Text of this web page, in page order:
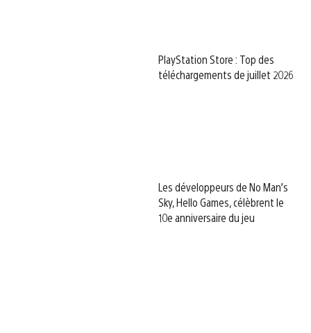
PlayStation Store : Top des
téléchargements de juillet 2026
Les développeurs de No Man’s
Sky, Hello Games, célèbrent le
10e anniversaire du jeu